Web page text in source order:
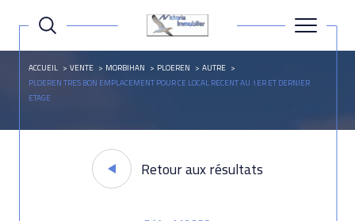
ACCUEIL VENTE MORBIHAN PLOEREN
AUTRE
PLOEREN TRES BON EMPLACEMENT POUR CE LOCAL RECENT AU 1ER ET DERNIER
ETAGE
Retour aux résultats